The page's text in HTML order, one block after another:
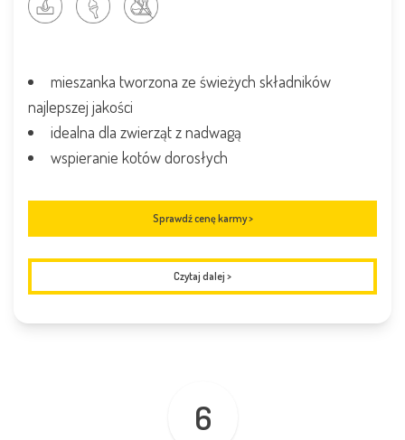
mieszanka tworzona ze świeżych składników
najlepszej jakości
idealna dla zwierząt z nadwagą
wspieranie kotów dorosłych
Sprawdź cenę karmy >
Czytaj dalej >
6